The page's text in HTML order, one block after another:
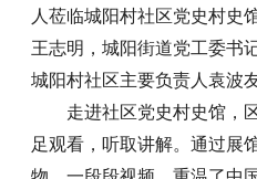
人莅临城阳村社区党史村史
王志明，城阳街道党工委书
城阳村社区主要负责人袁波
走进社区党史村史馆，
足观看，听取讲解。通过展